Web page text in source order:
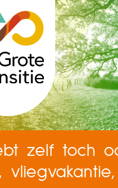
zelf toch